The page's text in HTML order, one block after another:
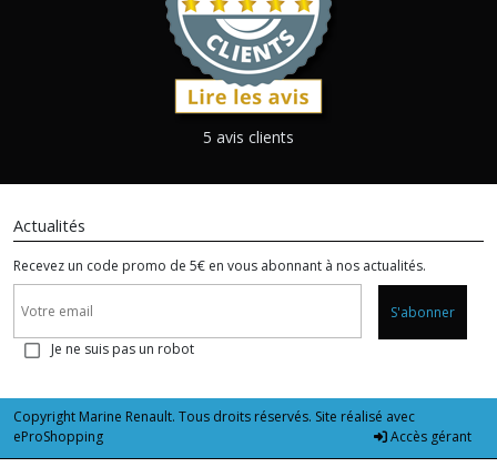
5 avis clients
Actualités
Recevez un code promo de 5€ en vous abonnant à nos actualités.
S'abonner
Je ne suis pas un robot
Copyright Marine Renault. Tous droits réservés. Site réalisé avec
eProShopping
Accès gérant